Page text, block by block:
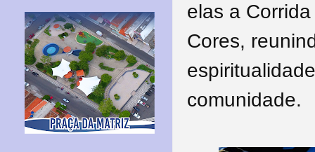
elas a
Cores,
comunidade.